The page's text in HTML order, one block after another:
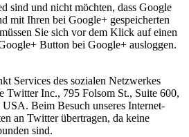
sind und nicht möchten, dass Google
mit Ihren bei Google+ gespeicherten
Sie sich vor dem Klick auf einen
Button bei Google+ ausloggen.
Services des sozialen Netzwerkes
Twitter Inc., 795 Folsom St., Suite 600,
Beim Besuch unseres Internet-
an Twitter übertragen, da keine
sind.